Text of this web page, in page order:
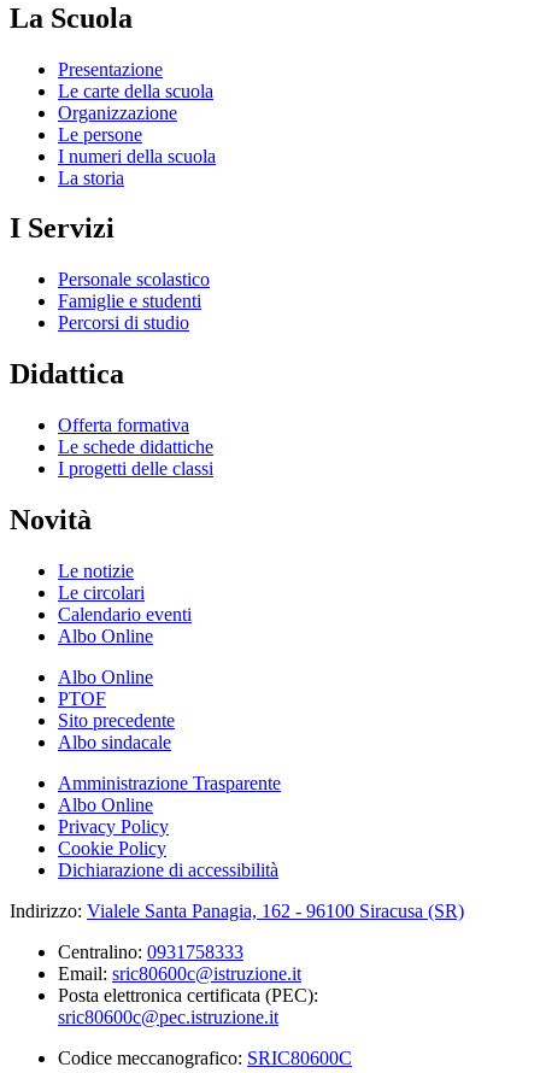
La Scuola
Presentazione
Le carte della scuola
Organizzazione
Le persone
I numeri della scuola
La storia
I Servizi
Personale scolastico
Famiglie e studenti
Percorsi di studio
Didattica
Offerta formativa
Le schede didattiche
I progetti delle classi
Novità
Le notizie
Le circolari
Calendario eventi
Albo Online
Albo Online
PTOF
Sito precedente
Albo sindacale
Amministrazione Trasparente
Albo Online
Privacy Policy
Cookie Policy
Dichiarazione di accessibilità
Indirizzo: Vialele Santa Panagia, 162 - 96100 Siracusa (SR)
Centralino: 0931758333
Email: sric80600c@istruzione.it
Posta elettronica certificata (PEC):
sric80600c@pec.istruzione.it
Codice meccanografico: SRIC80600C